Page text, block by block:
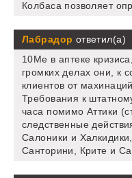
Колбаса позволяет
Лабрадор ответил(а)
10Me в аптеке
громких делах они, к
клиентов от
Требования к
часа помимо Аттики
следственные
Салоники и
Санторини, Крите и